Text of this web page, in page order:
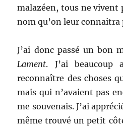
malazéen, tous ne vivent
nom qu’on leur connaitra
J’ai donc passé un bon
Lament. J’ai beaucoup
reconnaître des choses
mais qui n’avaient pas
me souvenais. J’ai
même trouvé un petit